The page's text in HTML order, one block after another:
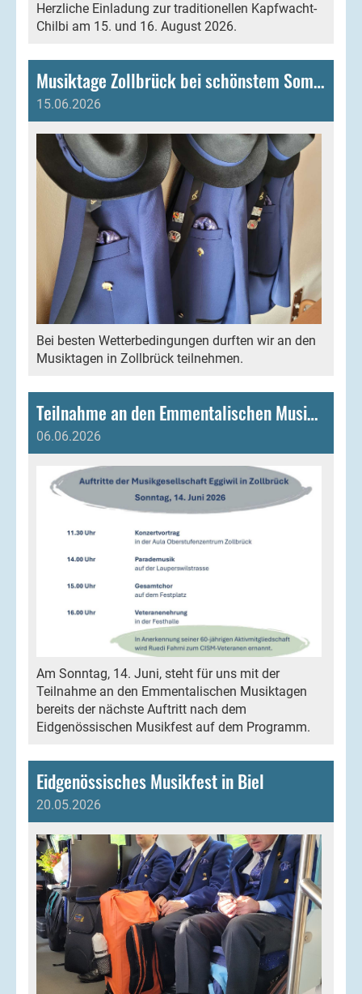
Herzliche Einladung zur traditionellen Kapfwacht-
Chilbi am 15. und 16. August 2026.
Musiktage Zollbrück bei schönstem Sommerwetter
15.06.2026
Bei besten Wetterbedingungen durften wir an den
Musiktagen in Zollbrück teilnehmen.
Teilnahme an den Emmentalischen Musiktagen Zollbrück
06.06.2026
Am Sonntag, 14. Juni, steht für uns mit der
Teilnahme an den Emmentalischen Musiktagen
bereits der nächste Auftritt nach dem
Eidgenössischen Musikfest auf dem Programm.
Eidgenössisches Musikfest in Biel
20.05.2026